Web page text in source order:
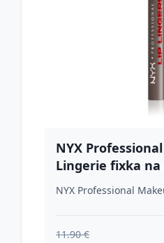
NYX
Lingerie fixka na
dlhotrvajúci
NYX Professional
11.90 €